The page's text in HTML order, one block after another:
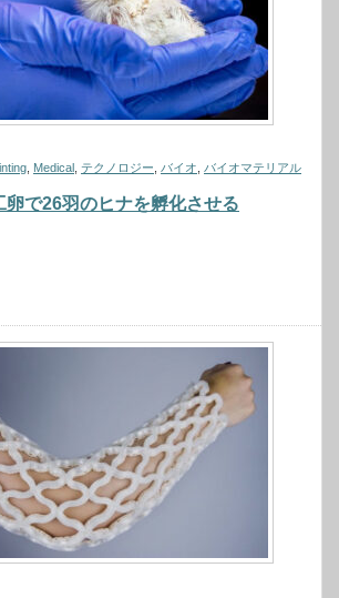
Medical テクノロジー バイオ バイオマテリアル
卵で26羽のヒナを孵化させる